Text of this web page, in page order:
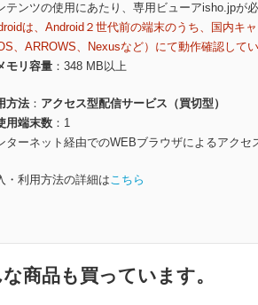
テンツの使用にあたり、専用ビューアisho.jpが
は、Android２世代前の端末のうち、国内キ
、ARROWS、Nexusなど）にて動作確認して
モリ容量
348 MB以上
方法
アクセス型配信サービス（買切型）
用端末数
1
ターネット経由でのWEBブラウザによるアクセ
・利用方法の詳細はこちら
商品も買っています。